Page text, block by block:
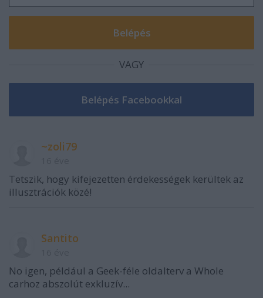
VAGY
~zoli79
Tetszik, hogy kifejezetten érdekességek kerültek az
illusztrációk közé!
Santito
No igen, például a Geek-féle oldalterv a Whole
carhoz abszolút exkluzív...